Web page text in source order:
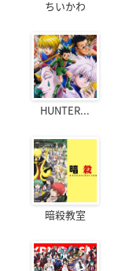
ちいかわ
HUNTER...
暗殺教室